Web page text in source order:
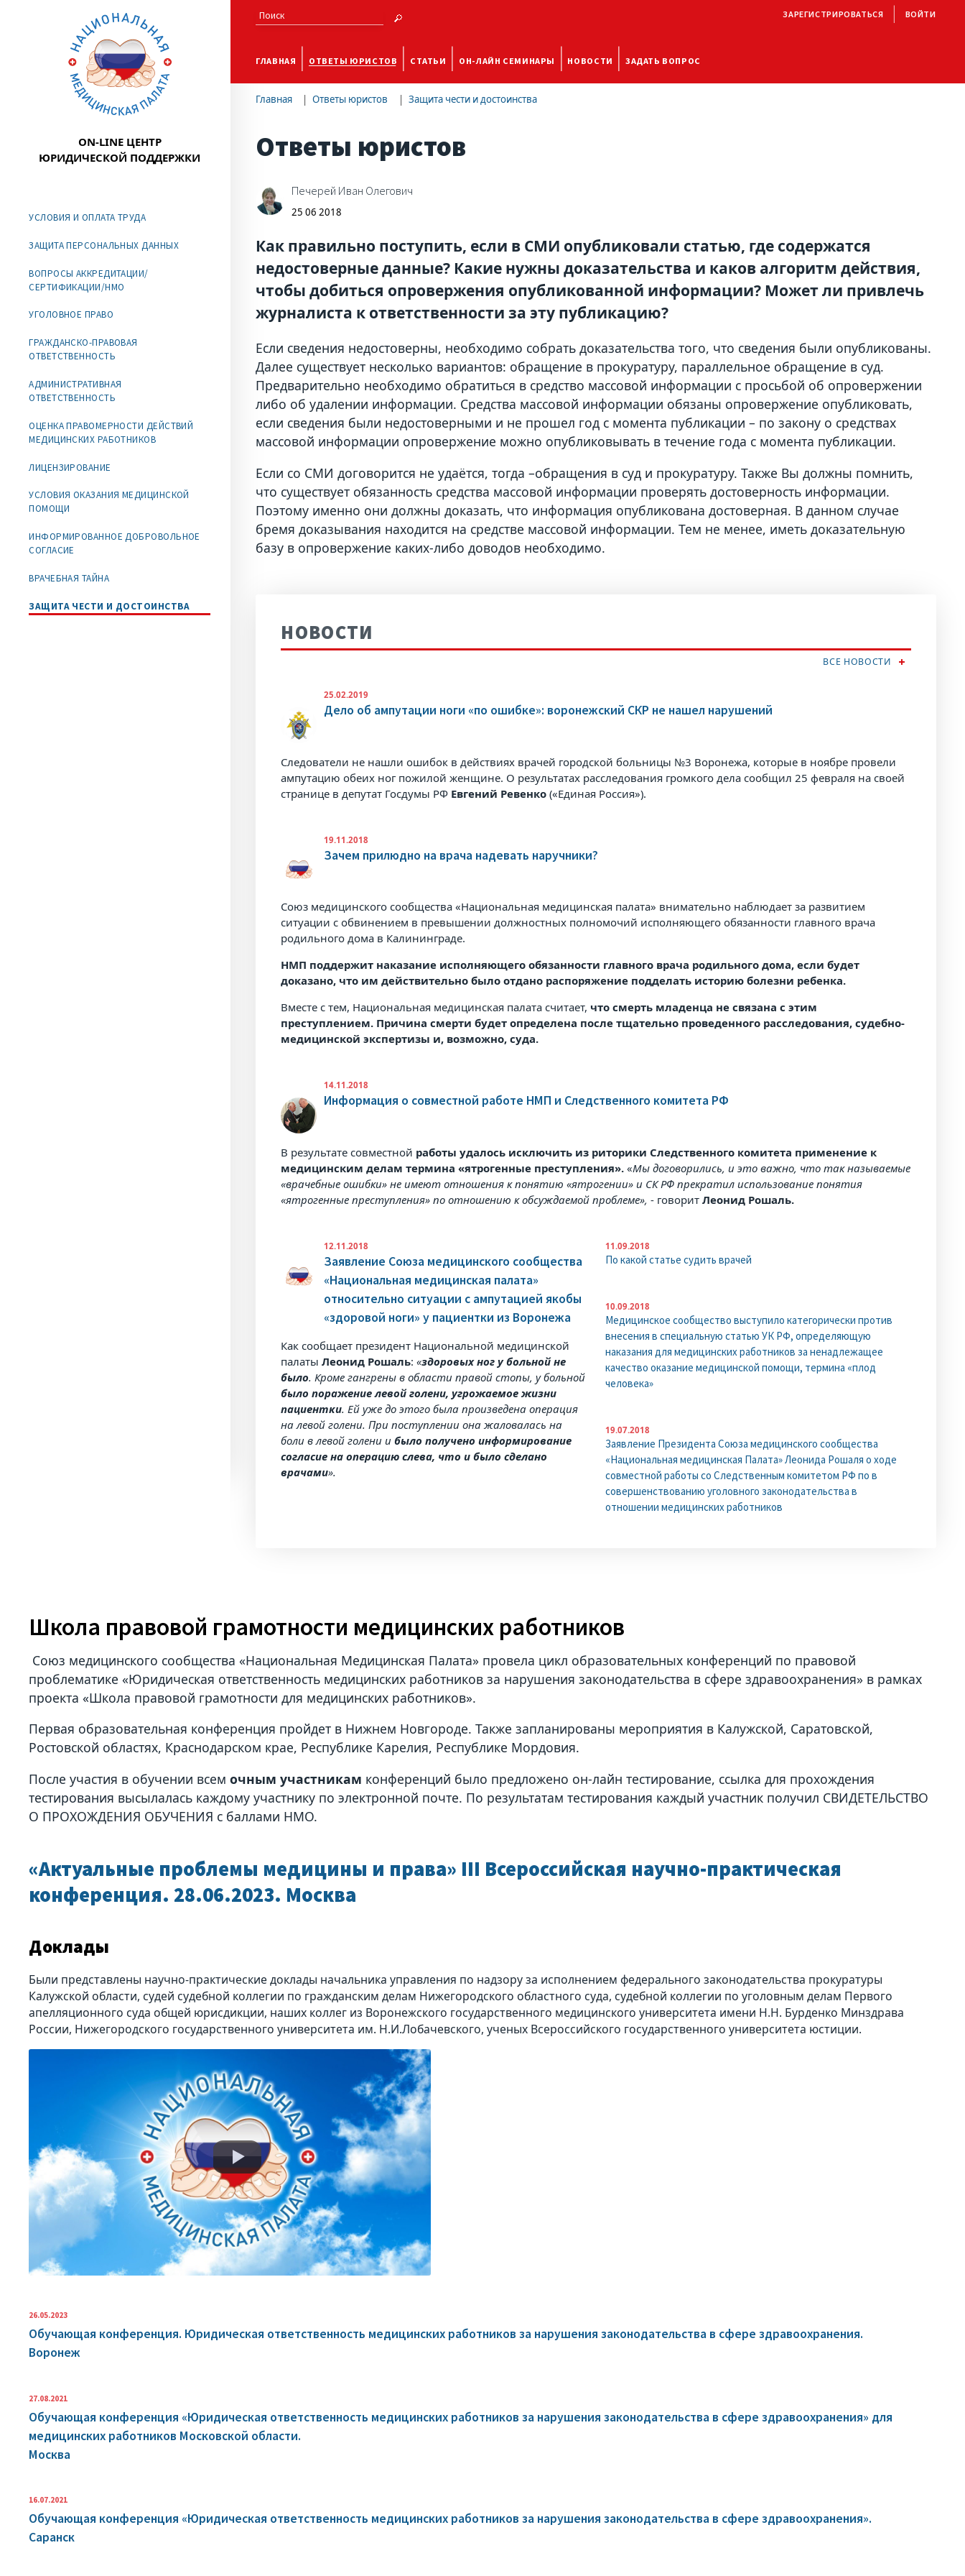
ON-LINE ЦЕНТР
ЮРИДИЧЕСКОЙ ПОДДЕРЖКИ
ЗАРЕГИСТРИРОВАТЬСЯ ВОЙТИ
ГЛАВНАЯ ОТВЕТЫ ЮРИСТОВ СТАТЬИ ОН-ЛАЙН СЕМИНАРЫ НОВОСТИ ЗАДАТЬ ВОПРОС
Главная Ответы юристов Защита чести и достоинства
Ответы юристов
Печерей Иван Олегович
25 06 2018
Как правильно поступить, если в СМИ опубликовали статью, где содержатся
недостоверные данные? Какие нужны доказательства и каков алгоритм действия,
чтобы добиться опровержения опубликованной информации? Может ли привлечь
журналиста к ответственности за эту публикацию?
Если сведения недостоверны, необходимо собрать доказательства того, что сведения были опубликованы.
Далее существует несколько вариантов: обращение в прокуратуру, параллельное обращение в суд.
Предварительно необходимо обратиться в средство массовой информации с просьбой об опровержении
либо об удалении информации. Средства массовой информации обязаны опровержение опубликовать,
если сведения были недостоверными и не прошел год с момента публикации – по закону о средствах
массовой информации опровержение можно опубликовывать в течение года с момента публикации.
Если со СМИ договорится не удаётся, тогда –обращения в суд и прокуратуру. Также Вы должны помнить,
что существует обязанность средства массовой информации проверять достоверность информации.
Поэтому именно они должны доказать, что информация опубликована достоверная. В данном случае
бремя доказывания находится на средстве массовой информации. Тем не менее, иметь доказательную
базу в опровержение каких-либо доводов необходимо.
НОВОСТИ
ВСЕ НОВОСТИ
25.02.2019
Дело об ампутации ноги «по ошибке»: воронежский СКР не нашел нарушений
Следователи не нашли ошибок в действиях врачей городской больницы №3 Воронежа, которые в ноябре провели
ампутацию обеих ног пожилой женщине. О результатах расследования громкого дела сообщил 25 февраля на своей
странице в депутат Госдумы РФ Евгений Ревенко(«Единая Россия»).
19.11.2018
Зачем прилюдно на врача надевать наручники?
Союз медицинского сообщества «Национальная медицинская палата» внимательно наблюдает за развитием
ситуации с обвинением в превышении должностных полномочий исполняющего обязанности главного врача
родильного дома в Калининграде.
НМП поддержит наказание исполняющего обязанности главного врача родильного дома, если будет
доказано, что им действительно было отдано распоряжение подделать историю болезни ребенка.
Вместе с тем, Национальная медицинская палата считает,что смерть младенца не связана с этим
преступлением. Причина смерти будет определена после тщательно проведенного расследования, судебно-
медицинской экспертизы и, возможно, суда.
14.11.2018
Информация о совместной работе НМП и Следственного комитета РФ
В результате совместной работы удалось исключить из риторики Следственного комитета применение к
медицинским делам термина «ятрогенные преступления». «Мы договорились, и это важно, что так называемые
«врачебные ошибки» не имеют отношения к понятию «ятрогении» и СК РФ прекратил использование понятия
«ятрогенные преступления» по отношению к обсуждаемой проблеме»,- говоритЛеонид Рошаль.
12.11.2018
Заявление Союза медицинского сообщества
«Национальная медицинская палата»
относительно ситуации с ампутацией якобы
«здоровой ноги» у пациентки из Воронежа
Как сообщает президент Национальной медицинской
палатыЛеонид Рошаль:«здоровых ног у больной не
было. Кроме гангрены в области правой стопы, у больной
было поражение левой голени, угрожаемое жизни
пациентки. Ей уже до этого была произведена операция
на левой голени. При поступлении она жаловалась на
боли в левой голени ибыло получено информирование
согласие на операцию слева, что и было сделано
врачами».
11.09.2018
По какой статье судить врачей
10.09.2018
Медицинское сообщество выступило категорически против
внесения в специальную статью УК РФ, определяющую
наказания для медицинских работников за ненадлежащее
качество оказание медицинской помощи, термина «плод
человека»
19.07.2018
Заявление Президента Союза медицинского сообщества
«Национальная медицинская Палата» Леонида Рошаля о ходе
совместной работы со Следственным комитетом РФ по в
совершенствованию уголовного законодательства в
отношении медицинских работников
УСЛОВИЯ И ОПЛАТА ТРУДА
ЗАЩИТА ПЕРСОНАЛЬНЫХ ДАННЫХ
ВОПРОСЫ АККРЕДИТАЦИИ/
СЕРТИФИКАЦИИ/НМО
УГОЛОВНОЕ ПРАВО
ГРАЖДАНСКО-ПРАВОВАЯ
ОТВЕТСТВЕННОСТЬ
АДМИНИСТРАТИВНАЯ
ОТВЕТСТВЕННОСТЬ
ОЦЕНКА ПРАВОМЕРНОСТИ ДЕЙСТВИЙ
МЕДИЦИНСКИХ РАБОТНИКОВ
ЛИЦЕНЗИРОВАНИЕ
УСЛОВИЯ ОКАЗАНИЯ МЕДИЦИНСКОЙ
ПОМОЩИ
ИНФОРМИРОВАННОЕ ДОБРОВОЛЬНОЕ
СОГЛАСИЕ
ВРАЧЕБНАЯ ТАЙНА
ЗАЩИТА ЧЕСТИ И ДОСТОИНСТВА
Школа правовой грамотности медицинских работников
Союз медицинского сообщества «Национальная Медицинская Палата» провела цикл образовательных конференций по правовой
проблематике «Юридическая ответственность медицинских работников за нарушения законодательства в сфере здравоохранения» в рамках
проекта «Школа правовой грамотности для медицинских работников».
Первая образовательная конференция пройдет в Нижнем Новгороде. Также запланированы мероприятия в Калужской, Саратовской,
Ростовской областях, Краснодарском крае, Республике Карелия, Республике Мордовия.
После участия в обучении всемочным участникам конференций было предложено он-лайн тестирование, ссылка для прохождения
тестирования высылалась каждому участнику по электронной почте. По результатам тестирования каждый участник получил СВИДЕТЕЛЬСТВО
О ПРОХОЖДЕНИЯ ОБУЧЕНИЯ с баллами НМО.
«Актуальные проблемы медицины и права» III Всероссийская научно-практическая
конференция. 28.06.2023. Москва
Доклады
Были представлены научно-практические доклады начальника управления по надзору за исполнением федерального законодательства прокуратуры
Калужской области, судей судебной коллегии по гражданским делам Нижегородского областного суда, судебной коллегии по уголовным делам Первого
апелляционного суда общей юрисдикции, наших коллег из Воронежского государственного медицинского университета имени Н.Н. Бурденко Минздрава
России, Нижегородского государственного университета им. Н.И.Лобачевского, ученых Всероссийского государственного университета юстиции.
26.05.2023
Обучающая конференция. Юридическая ответственность медицинских работников за нарушения законодательства в сфере здравоохранения.
Воронеж
27.08.2021
Обучающая конференция «Юридическая ответственность медицинских работников за нарушения законодательства в сфере здравоохранения» для
медицинских работников Московской области.
Москва
16.07.2021
Обучающая конференция «Юридическая ответственность медицинских работников за нарушения законодательства в сфере здравоохранения».
Саранск